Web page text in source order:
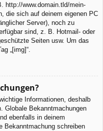
http://www.domain.tld/mein-
die sich auf deinem eigenen PC
Server), noch zu
sind, z. B. Hotmail- oder
Seiten usw. Um das
„[img]“.
Informationen, deshalb
Globale Bekanntmachungen
ebenfalls in deinem
Bekanntmachung schreiben